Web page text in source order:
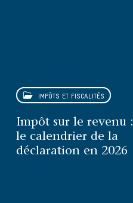
IMPÔTS ET FISCALITÉS
Impôt sur le revenu :
le calendrier de la
déclaration en 2026